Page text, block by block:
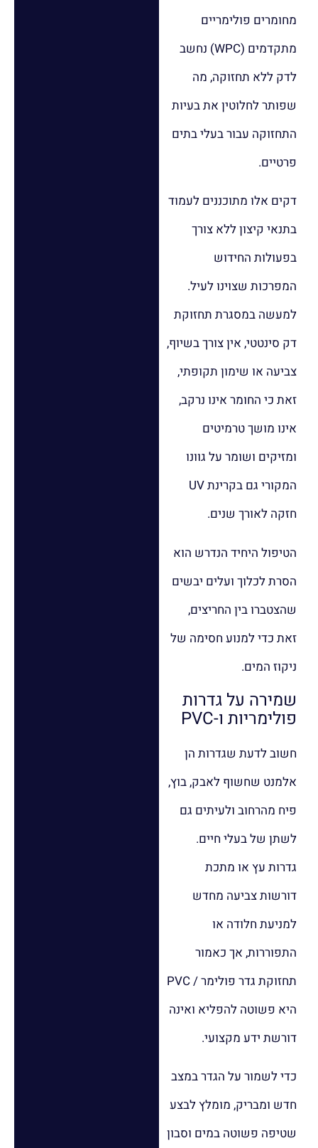
מחומרים פולימריים
מתקדמים (WPC) נחשב
לדק ללא תחזוקה, מה
שפותר לחלוטין את בעיות
התחזוקה עבור בעלי בתים
פרטיים.
דקים אלו מתוכננים לעמוד
בתנאי קיצון ללא צורך
בפעולות החידוש
המפרכות שצוינו לעיל.
למעשה במסגרת תחזוקת
דק סינטטי, אין צורך בשיוף,
צביעה או שימון תקופתי,
זאת כי החומר אינו נרקב,
אינו מושך טרמיטים
ומזיקים ושומר על גוונו
המקורי גם בקרינת UV
חזקה לאורך שנים.
הטיפול היחיד הנדרש הוא
הסרת לכלוך ועלים יבשים
שהצטברו בין החריצים,
זאת כדי למנוע חסימה של
ניקוז המים.
שמירה על גדרות
פולימריות ו-PVC
חשוב לדעת שגדרות הן
אלמנט שחשוף לאבק, בוץ,
פיח מהרחוב ולעיתים גם
לשתן של בעלי חיים.
גדרות עץ או מתכת
דורשות צביעה מחדש
למניעת חלודה או
התפוררות, אך כאמור
תחזוקת גדר פולימר / PVC
היא פשוטה להפליא ואינה
דורשת ידע מקצועי.
כדי לשמור על הגדר במצב
חדש ומבריק, מומלץ לבצע
שטיפה פשוטה במים וסבון